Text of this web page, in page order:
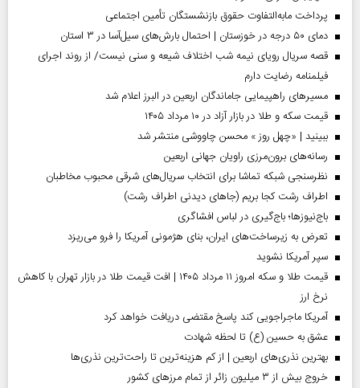
پرداخت مابه‌التفاوت حقوق بازنشستگان تأمین اجتماعی
دمای ۵۰ درجه در خوزستان | احتمال بارش‌های سیل‌آسا در ۳ استان
قصه سریال رویای نیمه شب اختلاف شیعه و سنی نیست/ از روند اجرای
فیلمنامه رضایت دارم
مسیر‌های راهپیمایی جاماندگان اربعین در البرز اعلام شد
قیمت سکه و طلا در بازار آزاد در ۱۰ مرداد ۱۴۰۵
ببینید | «چهل روز » محسن چاووشی منتشر شد
رسانه‌های برون‌مرزی راویان جهانی اربعین
نظرسنجی شبکه تماشا برای انتخاب سریال‌های شرقی محبوب مخاطبان
اطراف رشت کجا بریم (جاهای دیدنی اطراف رشت)
باج‌نیوزها؛ باج‌گیری در لباس افشاگری
تعرض به زیرساخت‌های ایران، بنای هژمونی آمریکا را فرو می‌ریزد
سپر آمریکا نشوید
قیمت طلا و سکه امروز ۱۱ مرداد ۱۴۰۵ | افت قیمت طلا در بازار تهران با کاهش
نرخ ارز
آمریکا ماجراجویی کند پاسخ مقتضی دریافت خواهد کرد
عشق به حسین (ع) تا لحظه شهادت
بهترین نذری‌های اربعین | از کم هزینه‌ترین تا راحت‌ترین نذری‌ها
خروج بیش از ۳ میلیون زائر از تمام مرز‌های کشور